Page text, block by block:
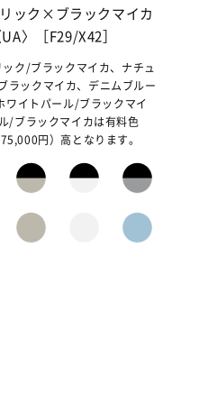
ック×ブラックマイカ
〉［F29/X42］
ク/ブラックマイカ、ナチュ
ラックマイカ、デニムブルー
ワイトパール/ブラックマイ
/ブラックマイカは有料色
円）高となります。